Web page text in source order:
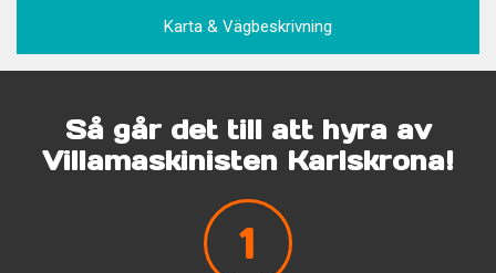
Karta & Vägbeskrivning
Så går det till att hyra av
Villamaskinisten Karlskrona!
1